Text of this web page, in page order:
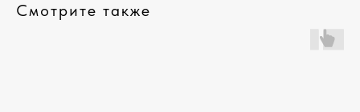
Смотрите также